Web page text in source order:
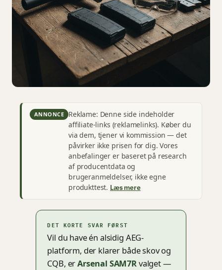
ANNONCE
Reklame: Denne side indeholder
affiliate-links (reklamelinks). Køber du
via dem, tjener vi kommission — det
påvirker ikke prisen for dig. Vores
anbefalinger er baseret på research
af producentdata og
brugeranmeldelser, ikke egne
produkttest. Læs mere
DET KORTE SVAR FØRST
Vil du have én alsidig AEG-
platform, der klarer både skov og
CQB, erArsenal SAM7Rvalget —